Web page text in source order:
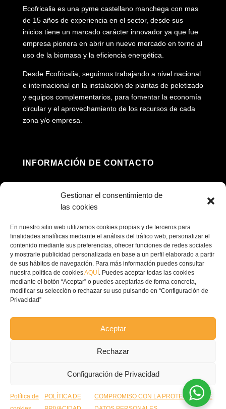
Gestionar el consentimiento de
las cookies
En nuestro sitio web utilizamos cookies propias y de terceros para
finalidades analíticas mediante el análisis del tráfico web, personalizar el
contenido mediante sus preferencias, ofrecer funciones de redes sociales
y mostrarle publicidad personalizada en base a un perfil elaborado a partir
de sus hábitos de navegación. Para más información puedes consultar
nuestra política de cookiesAQUÍ . Puedes aceptar todas las cookies
mediante el botón “Aceptar” o puedes aceptarlas de forma concreta,
modificar su selección o rechazar su uso pulsando en “Configuración de
Privacidad”
Aceptar
Rechazar
Configuración de Privacidad
Política de
POLÍTICA DE
COMPROMISO CON LA PROTECCIÓN DE
Ecofricalia es una pyme castellano manchega con mas
de 15 años de experiencia en el sector, desde sus
inicios tiene un marcado carácter innovador ya que fue
empresa pionera en abrir un nuevo mercado en torno al
uso de la biomasa y la eficiencia energética.
Desde Ecofricalia, seguimos trabajando a nivel nacional
e internacional en la instalación de plantas de peletizado
y equipos complementarios, para fomentar la economía
circular y el aprovechamiento de los recursos de cada
zona y/o empresa.
INFORMACIÓN DE CONTACTO
Pedroñeras, Cuenca
 contacto@ecofricalia.com
POLÍTICA COOKIES